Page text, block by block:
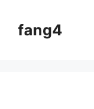
contentfang4